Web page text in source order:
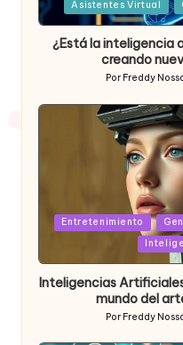
Posted
in
Asistentes Virtual
¿Está la inteligencia
creando
Publicado
Por Freddy
Posted
Entretenimiento
Inteligencias
mundo del
Publicado
Por Freddy